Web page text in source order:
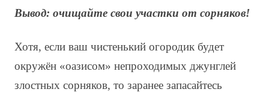
Вывод: очищайте свои участки от сорняков!
Хотя, если ваш чистенький огородик будет
окружён «оазисом» непроходимых джунглей
злостных сорняков, то заранее запасайтесь